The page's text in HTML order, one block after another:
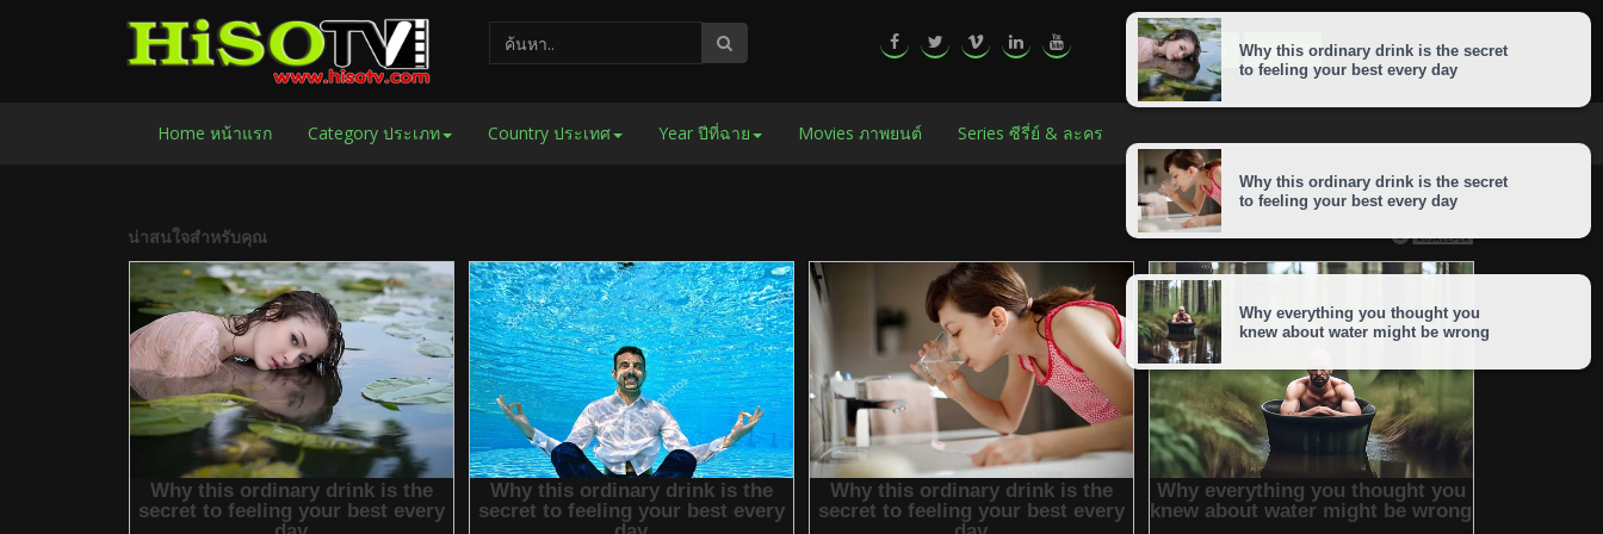
LOGIN SIGNUP
Home หน้าแรก Category ประเภท Country ประเทศ Year ปีที่ฉาย Movies ภาพยนต์ Series ซีรี่ย์ & ละคร